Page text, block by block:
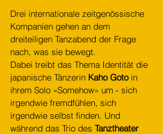
Drei internationale zeitgenössische
Kompanien gehen an dem
dreiteiligen Tanzabend der Frage
nach, was sie bewegt.
Dabei treibt das Thema Identität die
japanische Tänzerin Kaho Gotoin
ihrem Solo «Somehow» um - sich
irgendwie fremdfühlen, sich
irgendwie selbst finden. Und
während das Trio des Tanztheater